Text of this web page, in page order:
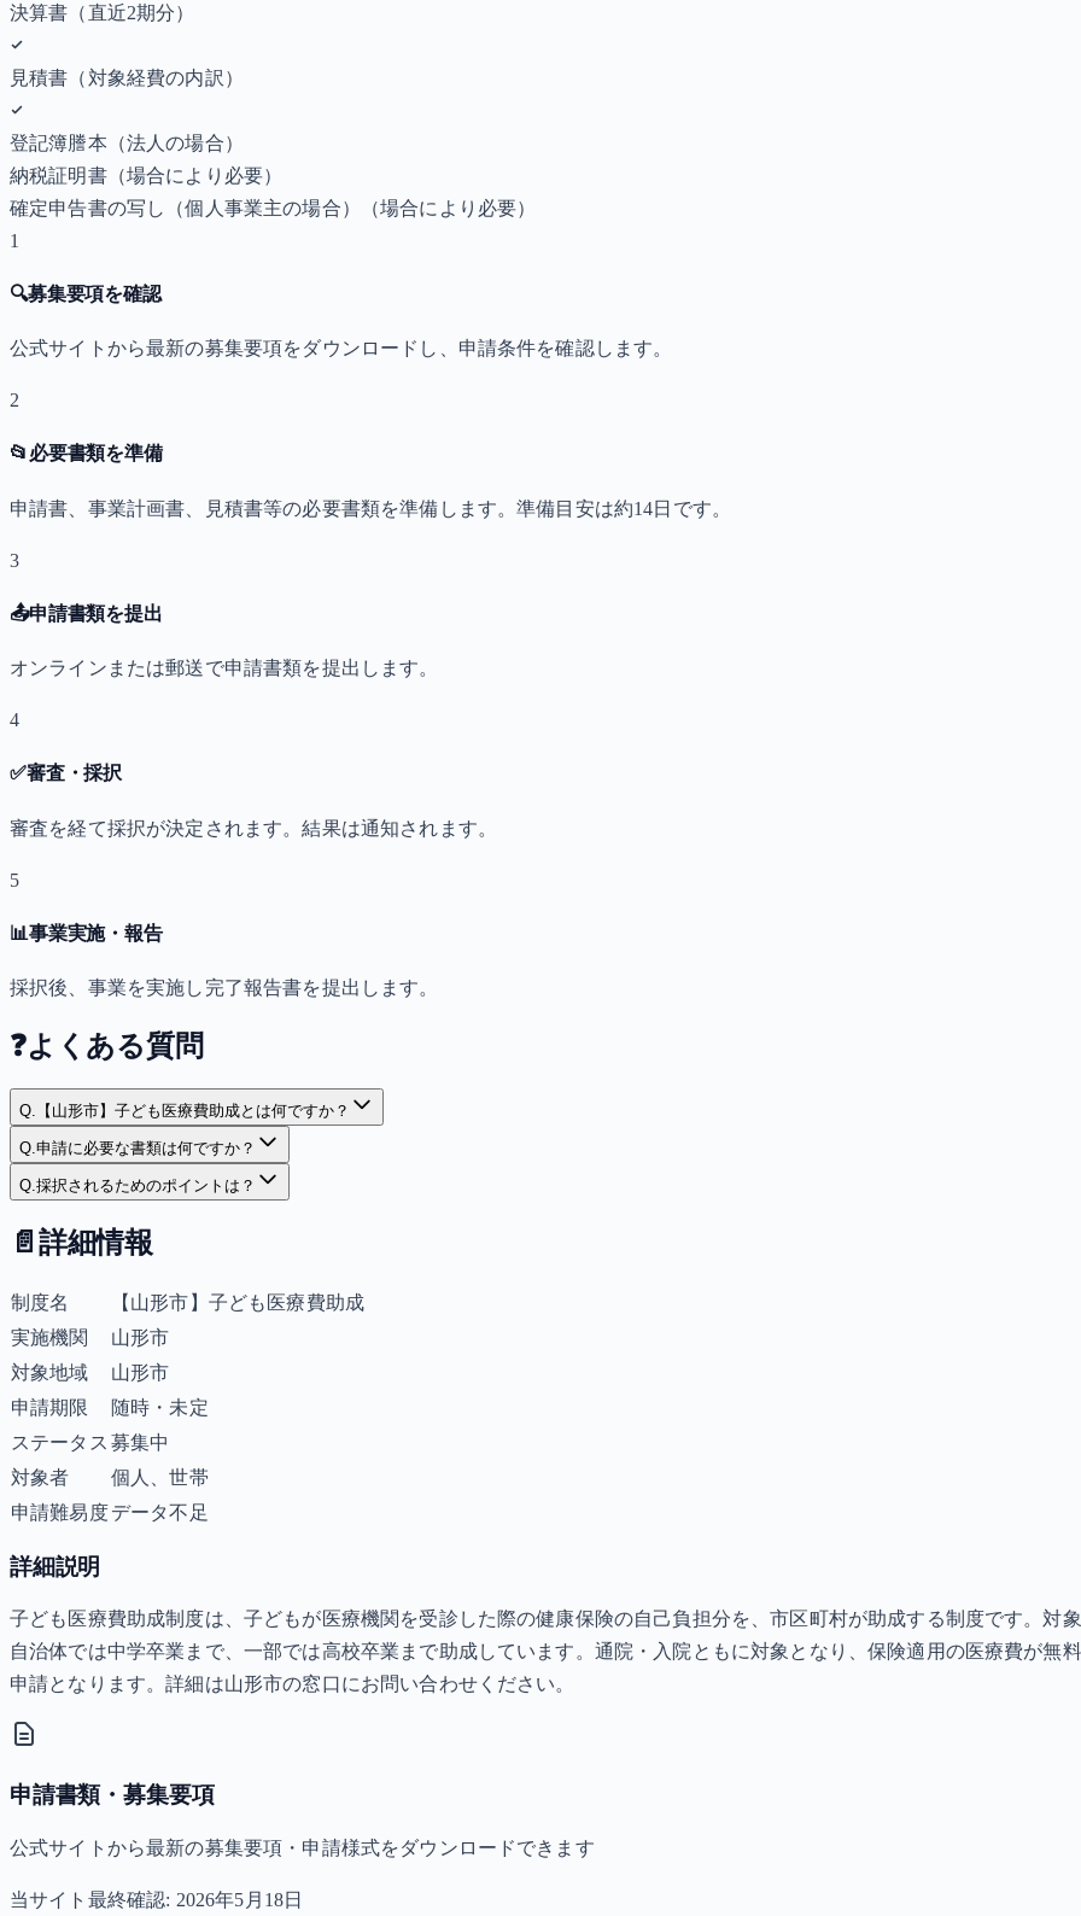
決算書（直近2期分）
見積書（対象経費の内訳）
登記簿謄本（法人の場合）
納税証明書（場合により必要）
確定申告書の写し（個人事業主の場合）
（場合により必要）
1
🔍募集要項を確認
公式サイトから最新の募集要項をダウンロードし、申請条件を確認します。
2
📂 必要書類を準備
申請書、事業計画書、見積書等の必要書類を準備します。準備目安は約14日です。
3
📤申請書類を提出
オンラインまたは郵送で申請書類を提出します。
4
✅審査・採択
審査を経て採択が決定されます。結果は通知されます。
5
📊事業実施・報告
採択後、事業を実施し完了報告書を提出します。
❓よくある質問
Q. 【山形市】子ども医療費助成とは何ですか？
Q.申請に必要な書類は何ですか？
Q.採択されるためのポイントは？
📄 詳細情報
制度名
【山形市】子ども医療費助成
実施機関
山形市
対象地域
山形市
申請期限
随時・未定
ステータス 募集中
対象者
個人、世帯
申請難易度データ不足
詳細説明
子ども医療費助成制度は、子どもが医療機関を受診した際の健康保険の自己負担分を、市区町村が助成する制度です。対
自治体では中学卒業まで、一部では高校卒業まで助成しています。通院・入院ともに対象となり、保険適用の医療費が
申請となります。詳細は山形市の窓口にお問い合わせください。
申請書類・募集要項
公式サイトから最新の募集要項・申請様式をダウンロードできます
当サイト最終確認: 2026年5月18日